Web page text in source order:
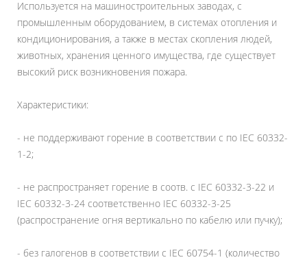
Используется на машиностроительных заводах, с
промышленным оборудованием, в системах отопления и
кондиционирования, а также в местах скопления людей,
животных, хранения ценного имущества, где существует
высокий риск возникновения пожара.
Характеристики:
- не поддерживают горение в соответствии с по IEC 60332-
1-2;
- не распространяет горение в соотв. с IEC 60332-3-22 и
IEC 60332-3-24 соответственно IEC 60332-3-25
(распространение огня вертикально по кабелю или пучку);
- без галогенов в соответствии с IEC 60754-1 (количество